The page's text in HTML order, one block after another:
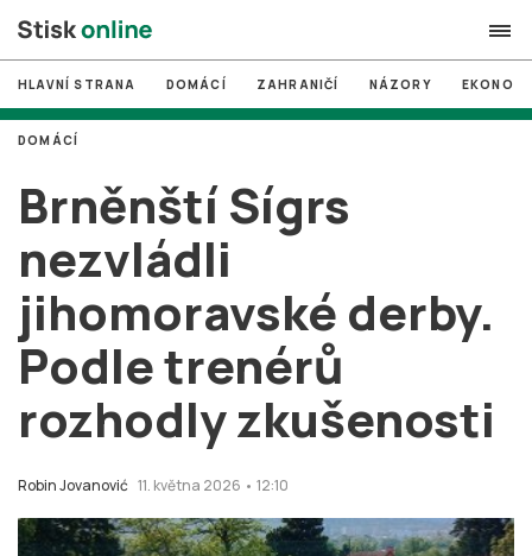
search
# MUNI
# Brno
# volby
login PŘIHLÁSIT SE
Zapomněli jste heslo?
HLAVNÍ STRANA DOMÁCÍ ZAHRANIČÍ NÁZORY
Brněnští Sígrs
nezvládli
jihomoravské derby.
Podle trenérů
rozhodly zkušenosti
Robin Jovanović 11. května 2026 • 12:10
DOMÁCÍ